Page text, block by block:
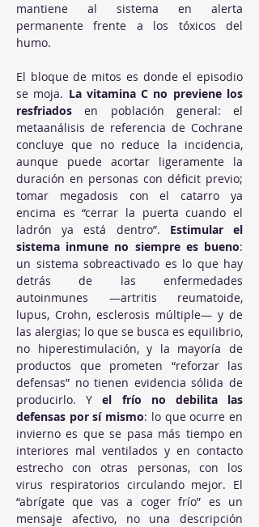
mantiene al sistema en alerta
permanente frente a los tóxicos del
humo.
El bloque de mitos es donde el episodio
se moja. La vitamina C no previene los
resfriados en población general: el
metaanálisis de referencia de Cochrane
concluye que no reduce la incidencia,
aunque puede acortar ligeramente la
duración en personas con déficit previo;
tomar megadosis con el catarro ya
encima es “cerrar la puerta cuando el
ladrón ya está dentro”. Estimular el
sistema inmune no siempre es bueno:
un sistema sobreactivado es lo que hay
detrás de las enfermedades
autoinmunes —artritis reumatoide,
lupus, Crohn, esclerosis múltiple— y de
las alergias; lo que se busca es equilibrio,
no hiperestimulación, y la mayoría de
productos que prometen “reforzar las
defensas” no tienen evidencia sólida de
producirlo. Y el frío no debilita las
defensas por sí mismo: lo que ocurre en
invierno es que se pasa más tiempo en
interiores mal ventilados y en contacto
estrecho con otras personas, con los
virus respiratorios circulando mejor. El
“abrígate que vas a coger frío” es un
mensaje afectivo, no una descripción